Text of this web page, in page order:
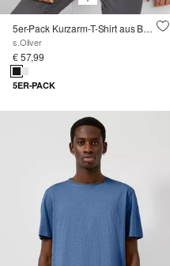
5er-Pack Kurzarm-T-Shirt aus Baumwoll-Jersey
s.Oliver
€ 57,99
5ER-PACK